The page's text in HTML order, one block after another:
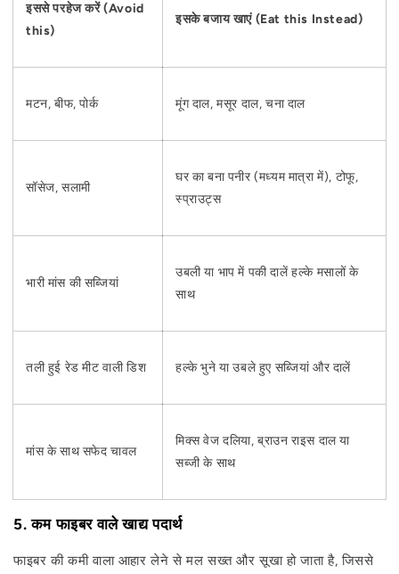
इससे परहेज करें (Avoid
this)
इसके बजाय खाएं (Eat this Instead)
मटन, बीफ, पोर्क मूंग दाल, मसूर दाल, चना दाल
सॉसेज, सलामी
घर का बना पनीर (मध्यम मात्रा में), टोफू,
स्प्राउट्स
भारी मांस की सब्जियां
उबली या भाप में पकी दालें हल्के मसालों के
साथ
तली हुई रेड मीट वाली डिश हल्के भुने या उबले हुए सब्जियां और दालें
मांस के साथ सफेद चावल
मिक्स वेज दलिया, ब्राउन राइस दाल या
सब्जी के साथ
5. कम फाइबर वाले खाद्य पदार्थ
फाइबर की कमी वाला आहार लेने से मल सख्त और सूखा हो जाता है, जिससे